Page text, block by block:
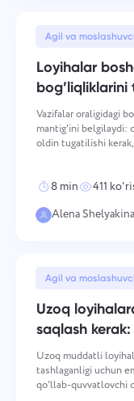
Agil va
Loyihalar
bog’liqliklarini
Vazifalar oraligidagi
mantig'ini belgilaydi:
oldin tugatilishi
8 min 411
Alena Shelyakina
Agil va
Uzoq
saqlash
tavsiyalar
Uzoq muddatli
tashlaganligi uchun
qo'llab-quvvatlovchi